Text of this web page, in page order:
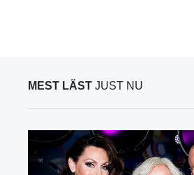
MEST LÄST JUST NU